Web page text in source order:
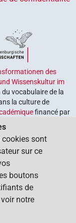
des
Wissenskultur im
vocabulaire de la
la culture de
financé par
Länder de la
de préserver,
est
des sciences et
cookies sont
sur ce
boutons
de
notre